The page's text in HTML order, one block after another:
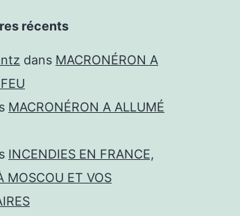
récents
dans MACRONÉRON A
MACRONÉRON A ALLUMÉ
INCENDIES EN FRANCE,
MOSCOU ET VOS